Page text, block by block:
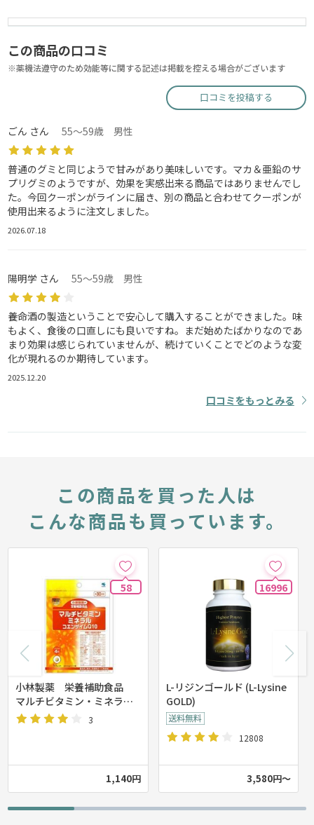
この商品の口コミ
※薬機法遵守のため効能等に関する記述は掲載を控える場合がございます
口コミを投稿する
ごん さん 55～59歳 男性
普通のグミと同じようで甘みがあり美味しいです。マカ＆亜鉛のサ
プリグミのようですが、効果を実感出来る商品ではありませんでし
た。今回クーポンがラインに届き、別の商品と合わせてクーポンが
使用出来るように注文しました。
2026.07.18
陽明学 さん 55～59歳 男性
養命酒の製造ということで安心して購入することができました。味
もよく、食後の口直しにも良いですね。まだ始めたばかりなのであ
まり効果は感じられていませんが、続けていくことでどのような変
化が現れるのか期待しています。
2025.12.20
口コミをもっとみる
この商品を買った人は
こんな商品も買っています。
58
小林製薬 栄養補助食品
マルチビタミン・ミネラル
＋コエンザイムＱ１０ 120
3
1,140円
16996
L-リジンゴールド (L-Lysine
GOLD)
12808
3,580円～